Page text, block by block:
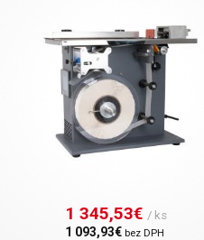
1 345,53€ / ks
1 093,93€ bez DPH